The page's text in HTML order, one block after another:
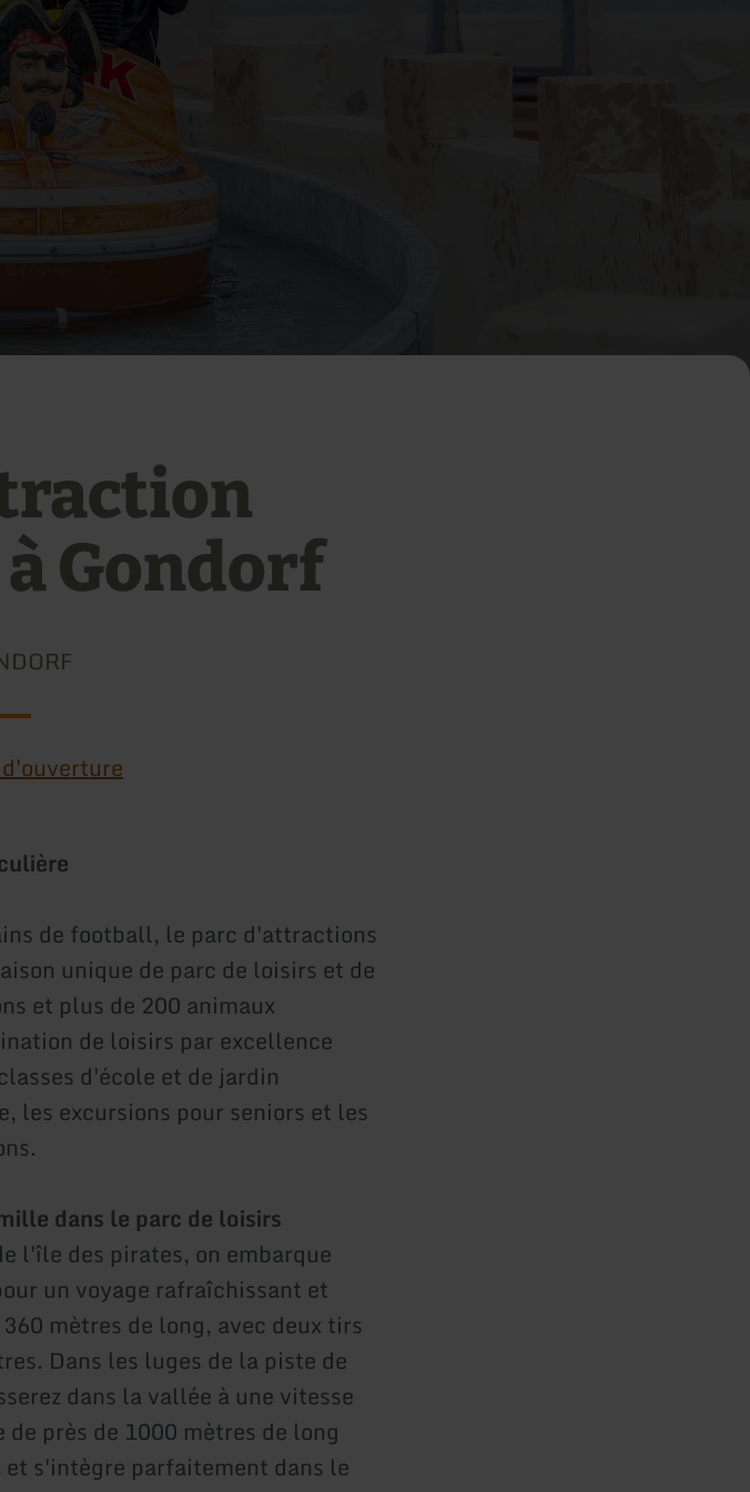
Gondorf
de football, le parc d'attractions
unique de parc de loisirs et de
et plus de 200 animaux
de loisirs par excellence
d'école et de jardin
les excursions pour seniors et les
dans le parc de loisirs
l'île des pirates, on embarque
un voyage rafraîchissant et
mètres de long, avec deux tirs
Dans les luges de la piste de
dans la vallée à une vitesse
près de 1000 mètres de long
s'intègre parfaitement dans le